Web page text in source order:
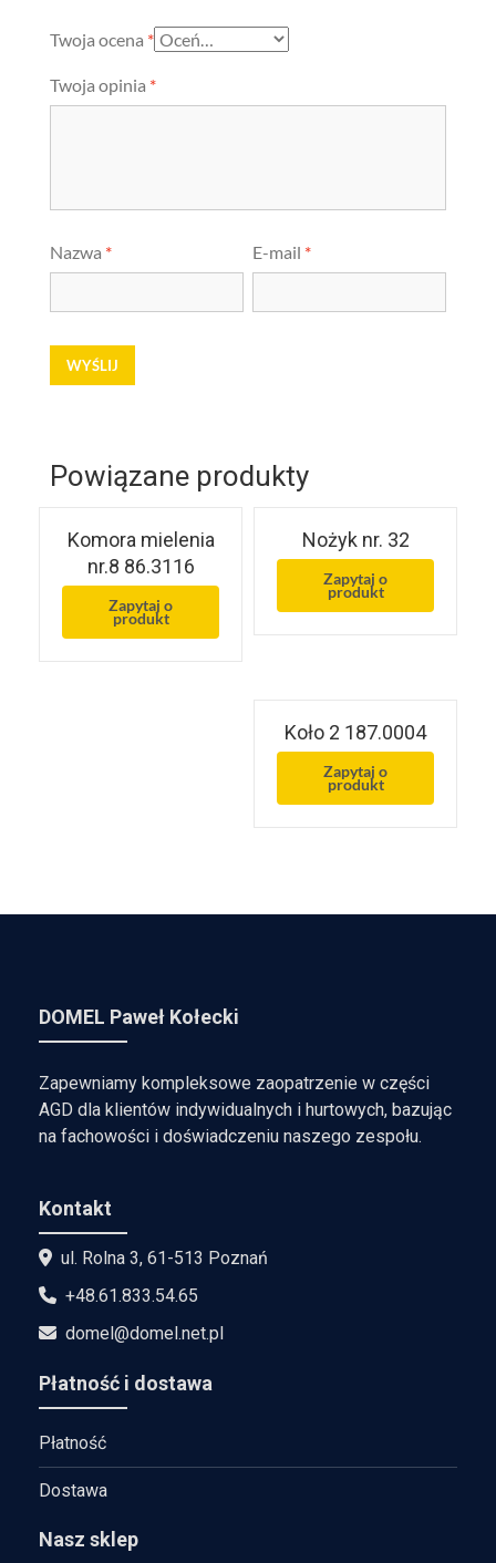
Twoja ocena *
Twoja opinia *
Nazwa * E-mail *
Powiązane produkty
Komora mielenia
nr.8 86.3116
Zapytaj o
produkt
Nożyk nr. 32
Zapytaj o
produkt
Koło 2 187.0004
Zapytaj o
produkt
DOMEL Paweł Kołecki
Zapewniamy kompleksowe zaopatrzenie w części
AGD dla klientów indywidualnych i hurtowych, bazując
na fachowości i doświadczeniu naszego zespołu.
Kontakt
ul. Rolna 3, 61-513 Poznań
+48.61.833.54.65
domel@domel.net.pl
Płatność i dostawa
Płatność
Dostawa
Nasz sklep